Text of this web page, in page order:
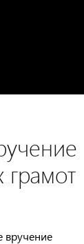
грамот
вручение